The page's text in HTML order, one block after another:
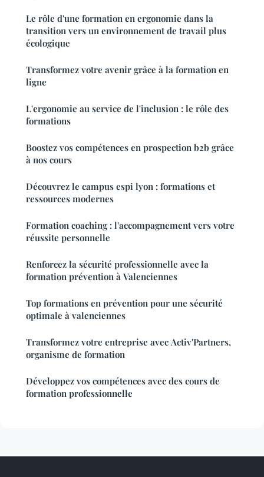
Le rôle d'une formation en ergonomie dans la
transition vers un environnement de travail plus
écologique
Transformez votre avenir grâce à la formation en
ligne
L'ergonomie au service de l'inclusion : le rôle des
formations
Boostez vos compétences en prospection b2b grâce
à nos cours
Découvrez le campus espi lyon : formations et
ressources modernes
Formation coaching : l'accompagnement vers votre
réussite personnelle
Renforcez la sécurité professionnelle avec la
formation prévention à Valenciennes
Top formations en prévention pour une sécurité
optimale à valenciennes
Transformez votre entreprise avec Activ'Partners,
organisme de formation
Développez vos compétences avec des cours de
formation professionnelle